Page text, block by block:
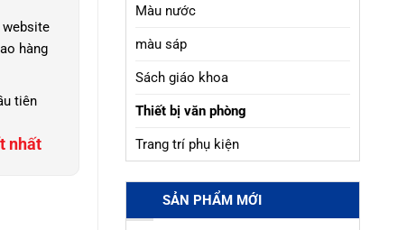
Màu nước
màu sáp
Sách giáo khoa
Thiết bị văn phòng
Trang trí phụ kiện
SẢN PHẨM MỚI
hàng
tiên
nhất